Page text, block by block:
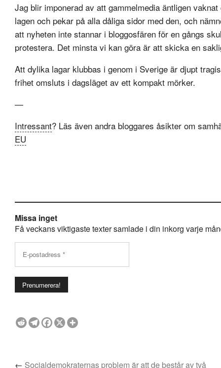
Jag blir imponerad av att gammelmedia äntligen
lagen och pekar på alla dåliga sidor med den, och
att nyheten inte stannar i bloggosfären för en gångs
protestera. Det minsta vi kan göra är att skicka en
Att dylika lagar klubbas i genom i Sverige är djupt
frihet omsluts i dagsläget av ett kompakt mörker.
—
Intressant? Läs även andra bloggares åsikter om
EU
Missa inget
Få veckans viktigaste texter samlade i din inkorg varje
← Socialdemokraternas problem är att de består av två